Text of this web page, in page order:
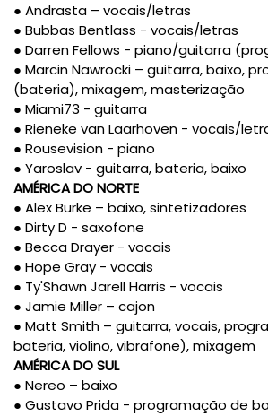
● Andrasta – vocais/letras
● Bubbas Bentlass - vocais/letras
● Darren Fellows - piano/guitarra
● Marcin Nawrocki – guitarra, baixo,
(bateria), mixagem, masterização
● Miami73 - guitarra
● Rieneke van Laarhoven - vocais/
● Rousevision - piano
● Yaroslav - guitarra, bateria, baixo
AMÉRICA DO NORTE
● Alex Burke – baixo, sintetizadores
● Dirty D - saxofone
● Becca Drayer - vocais
● Hope Gray - vocais
● Ty'Shawn Jarell Harris - vocais
● Jamie Miller – cajon
● Matt Smith – guitarra, vocais,
bateria, violino, vibrafone), mixagem
AMÉRICA DO SUL
● Nereo – baixo
● Gustavo Prida - programação de